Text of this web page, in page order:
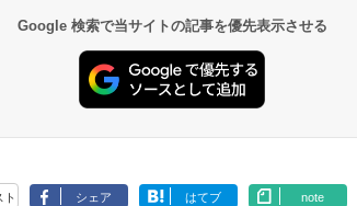
、
インゲームコード】
ラインコード版
￥3,200
ンゲームコード】 ロ
ンコード版
￥1,600
(はぴーイラスト
マニュアル AI副業に
もKindle出版にも！
非エンジニアのため
のAIコーディング入
￥99
￥1,292
ッテリー、6イン
リーダー、ブラ
、16GB、広告な
るさ自動調整、色調
持続バッテリー、広
告なし、メタリック
ブラック
￥27,980
レイ、色調調節ライ
ッテリー、広告無
し、ブラック (2025
年発売)
￥31,980
Google 検索で当サイトの記事を優先表示させる
ト シェア はてブ note